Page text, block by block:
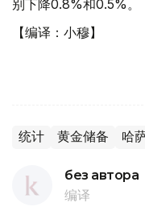
别下降0.8%和0.5%。
【编译：小穆】
统计 黄金储备 哈
без автора
编译